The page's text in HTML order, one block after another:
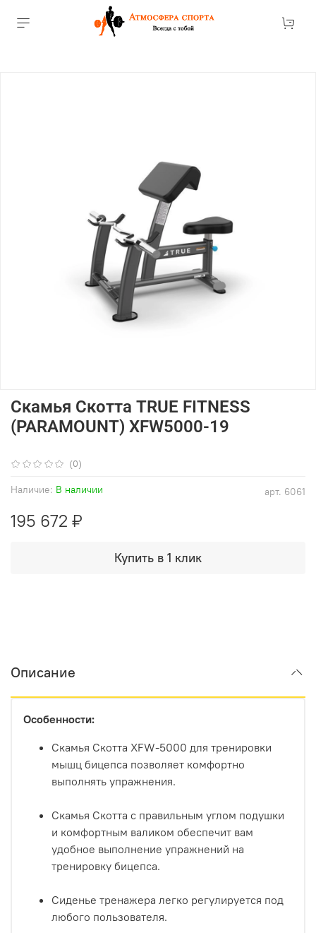
(0)
арт. 6061
Наличие: В наличии
Скамья Скотта TRUE FITNESS
(PARAMOUNT) XFW5000-19
195 672 ₽
Купить в 1 клик
Описание
Особенности:
Скамья Скотта XFW-5000 для тренировки
мышц бицепса позволяет комфортно
выполнять упражнения.
Скамья Скотта с правильным углом подушки
и комфортным валиком обеспечит вам
удобное выполнение упражнений на
тренировку бицепса.
Сиденье тренажера легко регулируется под
любого пользователя.